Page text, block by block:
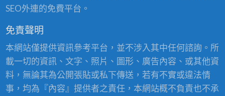
SEO外連的免費平台。
免責聲明
本網站僅提供資訊參考平台，並不涉入其中任何諮詢。所
載一切的資訊、文字、照片、圖形、廣告內容、或其他資
料，無論其為公開張貼或私下傳送，若有不實或違法情
事，均為『內容』提供者之責任，本網站概不負責也不承